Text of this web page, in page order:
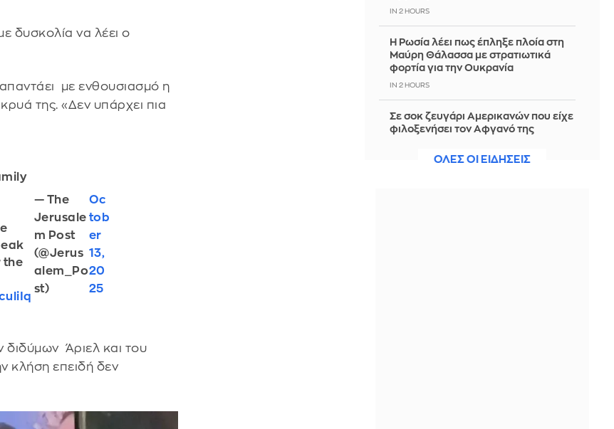
δυσκολία να λέει ο
απαντάει με ενθουσιασμό η
της. «Δεν υπάρχει πια
the
— The
Jerusale
m Post
(@Jerus
alem_Po
st)
Oc
tob
er
13,
20
25
διδύμων Άριελ και του
κλήση επειδή δεν
IN 2 HOURS
Η Ρωσία λέει πως έπληξε πλοία στη
Μαύρη Θάλασσα με στρατιωτικά
φορτία για την Ουκρανία
IN 2 HOURS
Σε σοκ ζευγάρι Αμερικανών που είχε
φιλοξενήσει τον Αφγανό της
πιστέψουμε ότι είναι αλήθεια»
ΟΛΕΣ ΟΙ ΕΙΔΗΣΕΙΣ